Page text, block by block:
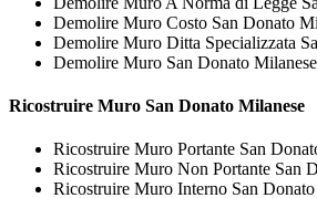
Demolire Muro Costo San Donato
Demolire Muro Ditta Specializzata
Demolire Muro San Donato Milanese
Ricostruire Muro San Donato Milanese
Ricostruire Muro Portante San
Ricostruire Muro Non Portante San
Ricostruire Muro Interno San